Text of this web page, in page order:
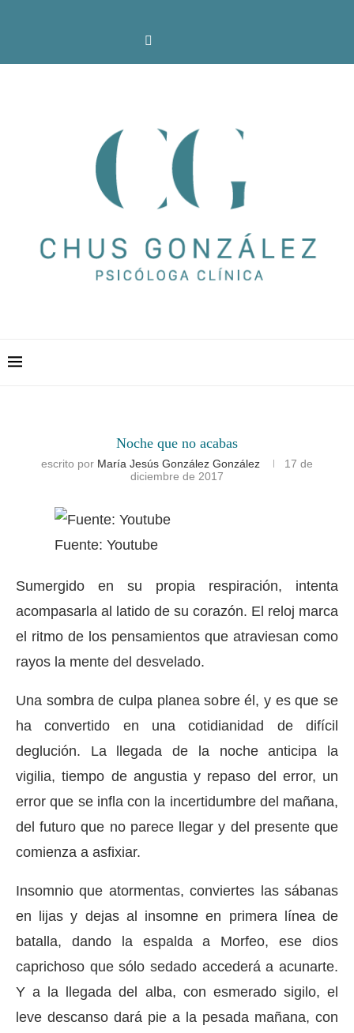
Noche que no acabas
escrito por María Jesús González González
17 de
diciembre de 2017
Fuente: Youtube
Sumergido en su propia respiración, intenta
acompasarla al latido de su corazón. El reloj marca
el ritmo de los pensamientos que atraviesan como
rayos la mente del desvelado.
Una sombra de culpa planea sobre él, y es que se
ha convertido en una cotidianidad de difícil
deglución. La llegada de la noche anticipa la
vigilia, tiempo de angustia y repaso del error, un
error que se infla con la incertidumbre del mañana,
del futuro que no parece llegar y del presente que
comienza a asfixiar.
Insomnio que atormentas, conviertes las sábanas
en lijas y dejas al insomne en primera línea de
batalla, dando la espalda a Morfeo, ese dios
caprichoso que sólo sedado accederá a acunarte.
Y a la llegada del alba, con esmerado sigilo, el
leve descanso dará pie a la pesada mañana, con